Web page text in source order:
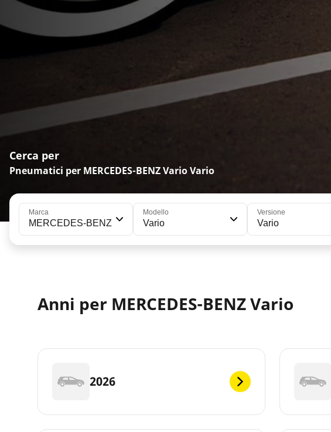
Cerca per
Pneumatici per MERCEDES-BENZ Vario Vario
Marca
MERCEDES-BENZ
Modello
Vario
Versione
Vario
Anni per MERCEDES-BENZ Vario
2026